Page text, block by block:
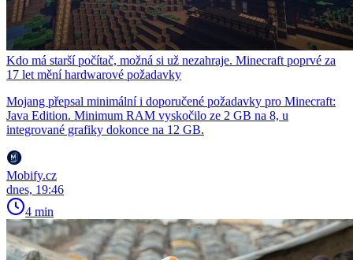
Kdo má starší počítač, možná si už nezahraje. Minecraft poprvé za
17 let mění hardwarové požadavky
Mojang přepsal minimální i doporučené požadavky pro Minecraft:
Java Edition. Minimum RAM vyskočilo ze 2 GB na 8, u
integrované grafiky dokonce na 12 GB.
Mobify.cz
dnes, 19:46
4 min